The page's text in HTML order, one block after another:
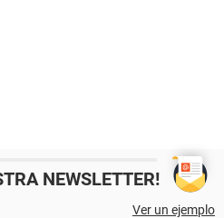
NEWSLETTER!
Ver un ejemplo